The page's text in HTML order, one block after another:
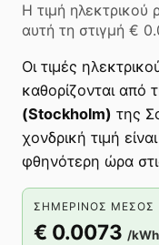
Η τιμή ηλεκτρικού
αυτή τη στιγμή €
Οι τιμές
καθορίζονται
(Stockholm) της
χονδρική τιμή
φθηνότερη ώρα
ΣΗΜΕΡΙΝΌΣ ΜΈΣΟΣ
€ 0.0073 /kWh